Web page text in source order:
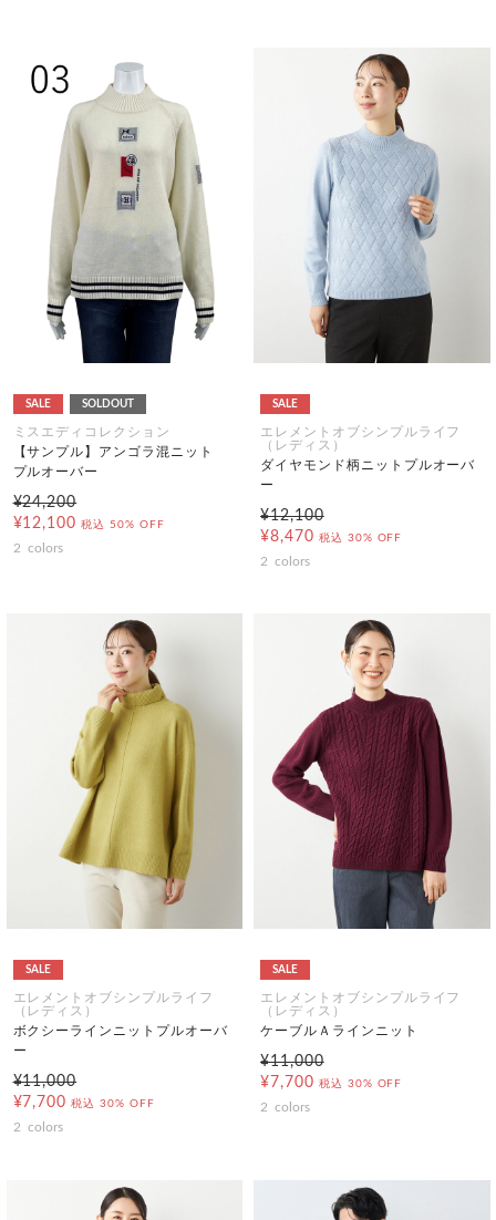
SALE SOLDOUT
ミスエディコレクション
【サンプル】アンゴラ混ニット
プルオーバー
¥24,200
¥12,100 税込 50% OFF
2 colors
SALE
エレメントオブシンプルライフ
（レディス）
ダイヤモンド柄ニットプルオーバ
ー
¥12,100
¥8,470 税込 30% OFF
2 colors
SALE
エレメントオブシンプルライフ
（レディス）
ボクシーラインニットプルオーバ
ー
¥11,000
¥7,700 税込 30% OFF
2 colors
SALE
エレメントオブシンプルライフ
（レディス）
ケーブルＡラインニット
¥11,000
¥7,700 税込 30% OFF
2 colors